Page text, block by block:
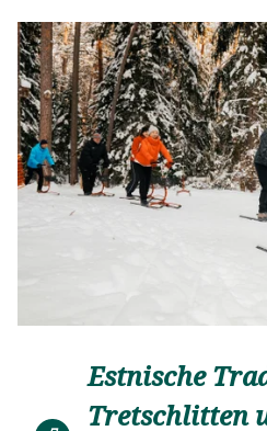
Estnische
Tretschlitten